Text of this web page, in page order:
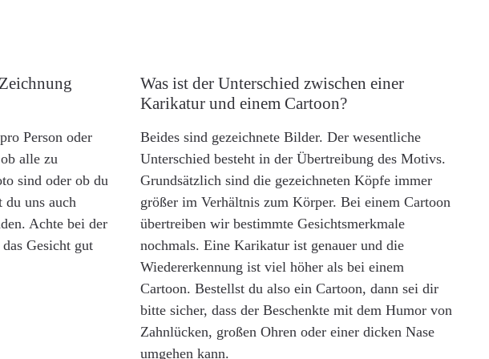
Person oder
alle zu
sind oder ob du
du uns auch
Achte bei der
Gesicht gut
Was ist der Unterschied zwischen einer
Karikatur und einem Cartoon?
Beides sind gezeichnete Bilder. Der wesentliche
Unterschied besteht in der Übertreibung des Motivs.
Grundsätzlich sind die gezeichneten Köpfe immer
größer im Verhältnis zum Körper. Bei einem Cartoon
übertreiben wir bestimmte Gesichtsmerkmale
nochmals. Eine Karikatur ist genauer und die
Wiedererkennung ist viel höher als bei einem
Cartoon. Bestellst du also ein Cartoon, dann sei dir
bitte sicher, dass der Beschenkte mit dem Humor von
Zahnlücken, großen Ohren oder einer dicken Nase
umgehen kann.